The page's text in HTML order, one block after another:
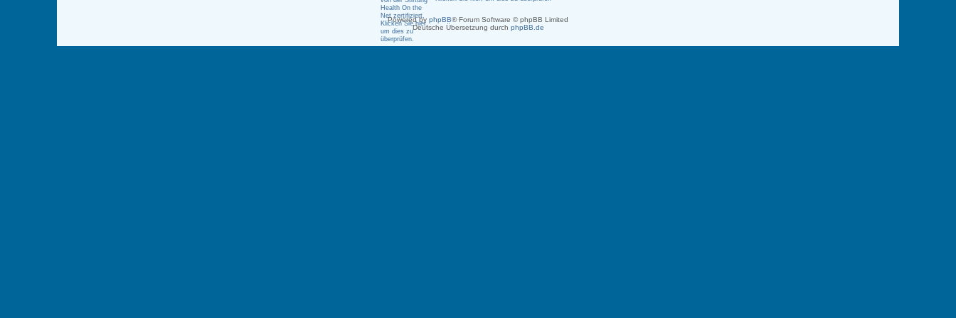
Powered by phpBB® Forum Software © phpBB Limited
Deutsche Übersetzung durch phpBB.de